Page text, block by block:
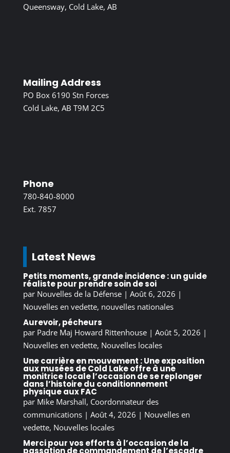
Queensway, Cold Lake, AB
Mailing Address
PO Box 6190 Stn Forces
Cold Lake, AB T9M 2C5
Phone
780-840-8000
Ext. 7857
Latest News
Petits moments, grande incidence : un guide
réaliste pour prendre soin de soi
par Nouvelles de la Défense| Août 6, 2026 |
Nouvelles en vedette, nouvelles nationales
Aurevoir, pécheurs
par Padre Maj Howard Rittenhouse| Août 5, 2026 |
Nouvelles en vedette, Nouvelles locales
Une carrière en mouvement : Une exposition
aux musées de Cold Lake offre à une
monitrice locale l’occasion de se replonger
dans l’histoire du conditionnement
physique aux FAC
par Mike Marshall, Coordonnateur des
communications| Août 4, 2026 | Nouvelles en
vedette, Nouvelles locales
Merci pour vos efforts à l’occasion de la
passation de commandement de l’escadre